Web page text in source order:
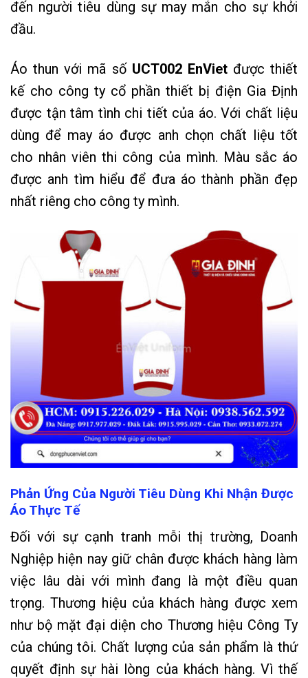
đến người tiêu dùng sự may mắn cho sự khởi
đầu.
Áo thun với mã số UCT002 EnVietđược thiết
kế cho công ty cổ phần thiết bị điện Gia Định
được tận tâm tình chi tiết của áo. Với chất liệu
dùng để may áo được anh chọn chất liệu tốt
cho nhân viên thi công của mình. Màu sắc áo
được anh tìm hiểu để đưa áo thành phần đẹp
nhất riêng cho công ty mình.
Phản Ứng Của Người Tiêu Dùng Khi Nhận Được
Áo Thực Tế
Đối với sự cạnh tranh mỗi thị trường, Doanh
Nghiệp hiện nay giữ chân được khách hàng làm
việc lâu dài với mình đang là một điều quan
trọng. Thương hiệu của khách hàng được xem
như bộ mặt đại diện cho Thương hiệu Công Ty
của chúng tôi. Chất lượng của sản phẩm là thứ
quyết định sự hài lòng của khách hàng. Vì thế